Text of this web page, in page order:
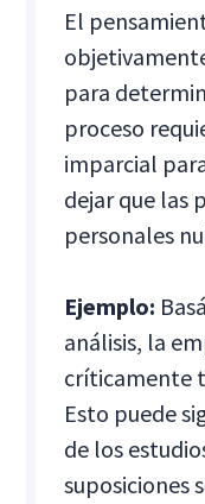
El
para
proceso
imparcial
dejar que las
personales
Ejemplo:
análisis, la
críticamente
Esto puede
de los
suposiciones